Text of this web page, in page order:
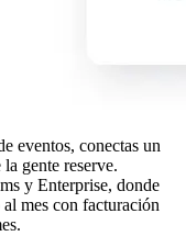
eventos, conectas un
gente reserve.
y Enterprise, donde
mes con facturación